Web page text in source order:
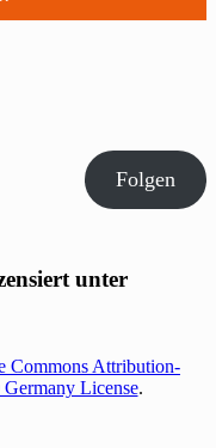
Folgen
unter
Commons Attribution-
License.